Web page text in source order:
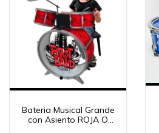
Bateria Musical Grande
con Asiento ROJA O